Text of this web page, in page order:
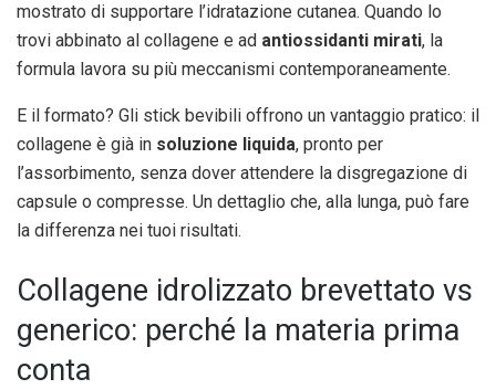
mostrato di supportare l’idratazione cutanea. Quando lo
trovi abbinato al collagene e ad antiossidanti mirati, la
formula lavora su più meccanismi contemporaneamente.
E il formato? Gli stick bevibili offrono un vantaggio pratico: il
collagene è già in soluzione liquida, pronto per
l’assorbimento, senza dover attendere la disgregazione di
capsule o compresse. Un dettaglio che, alla lunga, può fare
la differenza nei tuoi risultati.
Collagene idrolizzato brevettato vs
generico: perché la materia prima
conta